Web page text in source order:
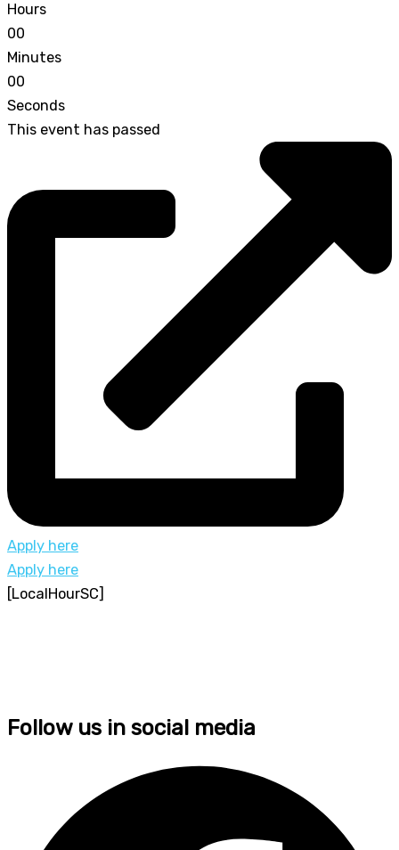
Hours
00
Minutes
00
Seconds
This event has passed
Apply here
Apply here
[LocalHourSC]
Follow us in social media